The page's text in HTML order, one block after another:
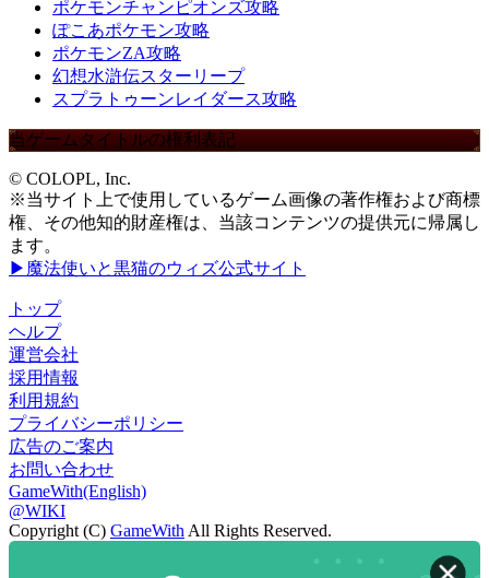
ポケモンチャンピオンズ攻略
ぽこあポケモン攻略
ポケモンZA攻略
幻想水滸伝スターリープ
スプラトゥーンレイダース攻略
当ゲームタイトルの権利表記
© COLOPL, Inc.
※当サイト上で使用しているゲーム画像の著作権および商標
権、その他知的財産権は、当該コンテンツの提供元に帰属し
ます。
▶魔法使いと黒猫のウィズ公式サイト
トップ
ヘルプ
運営会社
採用情報
利用規約
プライバシーポリシー
広告のご案内
お問い合わせ
GameWith(English)
@WIKI
Copyright (C) GameWith All Rights Reserved.